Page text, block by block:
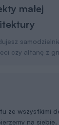
małej
czy altanę z
ze wszystkimi
na siebie.